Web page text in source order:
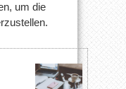
um die